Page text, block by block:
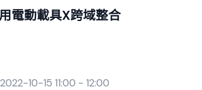
電動載具X跨域整合
2022-10-15 11:00 - 12:00